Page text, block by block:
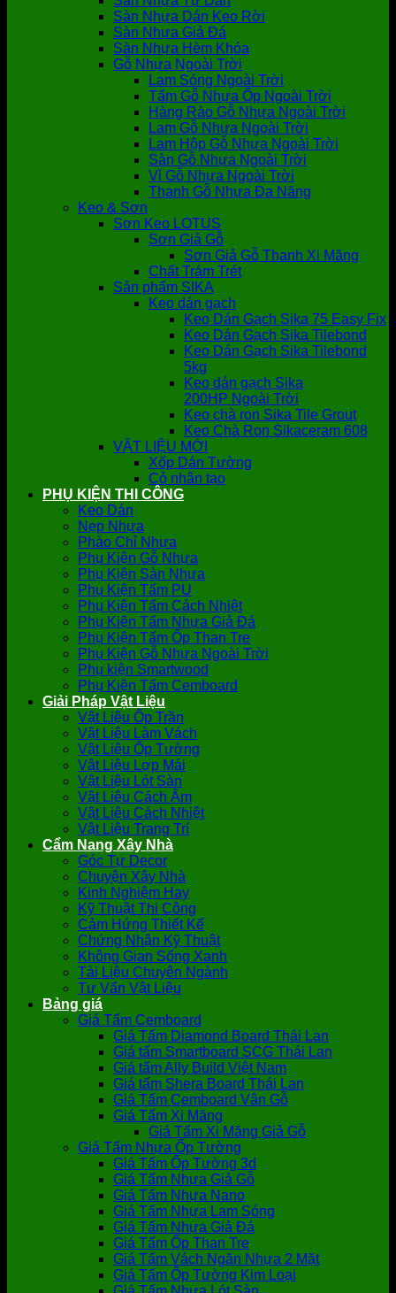
Sàn Nhựa Dán Keo Rời
Sàn Nhựa Giả Đá
Sàn Nhựa Hèm Khóa
Gỗ Nhựa Ngoài Trời
Lam Sóng Ngoài Trời
Tấm Gỗ Nhựa Ốp Ngoài Trời
Hàng Rào Gỗ Nhựa Ngoài Trời
Lam Gỗ Nhựa Ngoài Trời
Lam Hộp Gỗ Nhựa Ngoài Trời
Sàn Gỗ Nhựa Ngoài Trời
Vỉ Gỗ Nhựa Ngoài Trời
Thanh Gỗ Nhựa Đa Năng
Keo & Sơn
Sơn Keo LOTUS
Sơn Giả Gỗ
Sơn Giả Gỗ Thanh Xi Măng
Chất Trám Trét
Sản phẩm SIKA
Keo dán gạch
Keo Dán Gạch Sika 75 Easy Fix
Keo Dán Gạch Sika Tilebond
Keo Dán Gạch Sika Tilebond
5kg
Keo dán gạch Sika
200HP Ngoài Trời
Keo chà ron Sika Tile Grout
Keo Chà Ron Sikaceram 608
VẬT LIỆU MỚI
Xốp Dán Tường
Cỏ nhân tạo
PHỤ KIỆN THI CÔNG
Keo Dán
Nẹp Nhựa
Phào Chỉ Nhựa
Phụ Kiện Gỗ Nhựa
Phụ Kiện Sàn Nhựa
Phụ Kiện Tấm PU
Phụ Kiện Tấm Cách Nhiệt
Phụ Kiện Tấm Nhựa Giả Đá
Phụ Kiện Tấm Ốp Than Tre
Phụ Kiện Gỗ Nhựa Ngoài Trời
Phụ kiện Smartwood
Phụ Kiện Tấm Cemboard
Giải Pháp Vật Liệu
Vật Liệu Ốp Trần
Vật Liệu Làm Vách
Vật Liệu Ốp Tường
Vật Liệu Lợp Mái
Vật Liệu Lót Sàn
Vật Liệu Cách Âm
Vật Liệu Cách Nhiệt
Vật Liệu Trang Trí
Cẩm Nang Xây Nhà
Góc Tự Decor
Chuyện Xây Nhà
Kinh Nghiệm Hay
Kỹ Thuật Thi Công
Cảm Hứng Thiết Kế
Chứng Nhận Kỹ Thuật
Không Gian Sống Xanh
Tài Liệu Chuyên Ngành
Tư Vấn Vật Liệu
Bảng giá
Giá Tấm Cemboard
Giá Tấm Diamond Board Thái Lan
Giá tấm Smartboard SCG Thái Lan
Giá tấm Ally Build Việt Nam
Giá tấm Shera Board Thái Lan
Giá Tấm Cemboard Vân Gỗ
Giá Tấm Xi Măng
Giá Tấm Xi Măng Giả Gỗ
Giá Tấm Nhựa Ốp Tường
Giá Tấm Ốp Tường 3d
Giá Tấm Nhựa Giả Gỗ
Giá Tấm Nhựa Nano
Giá Tấm Nhựa Lam Sóng
Giá Tấm Nhựa Giả Đá
Giá Tấm Ốp Than Tre
Giá Tấm Vách Ngăn Nhựa 2 Mặt
Giá Tấm Ốp Tường Kim Loại